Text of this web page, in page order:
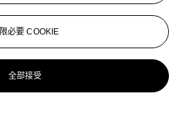
必要 COOKIE
全部接受